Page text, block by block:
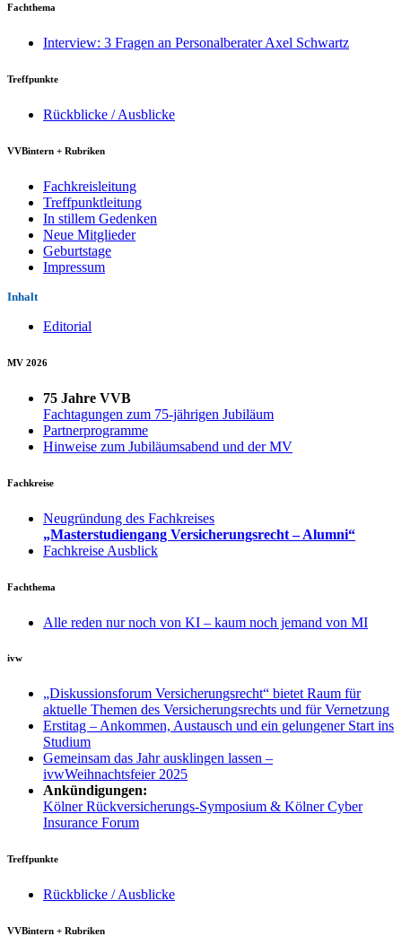
Fachthema
Interview: 3 Fragen an Personalberater Axel Schwartz
Treffpunkte
Rückblicke / Ausblicke
VVBintern + Rubriken
Fachkreisleitung
Treffpunktleitung
In stillem Gedenken
Neue Mitglieder
Geburtstage
Impressum
Inhalt
Editorial
MV 2026
75 Jahre VVB
Fachtagungen zum 75-jährigen Jubiläum
Partnerprogramme
Hinweise zum Jubiläumsabend und der MV
Fachkreise
Neugründung des Fachkreises
„Masterstudiengang Versicherungsrecht – Alumni“
Fachkreise Ausblick
Fachthema
Alle reden nur noch von KI – kaum noch jemand von MI
ivw
„Diskussionsforum Versicherungsrecht“ bietet Raum für
aktuelle Themen des Versicherungsrechts und für Vernetzung
Erstitag – Ankommen, Austausch und ein gelungener Start ins
Studium
Gemeinsam das Jahr ausklingen lassen –
ivwWeihnachtsfeier 2025
Ankündigungen:
Kölner Rückversicherungs-Symposium & Kölner Cyber
Insurance Forum
Treffpunkte
Rückblicke / Ausblicke
VVBintern + Rubriken